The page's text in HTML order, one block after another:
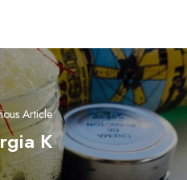
Article
Previous
post:
K